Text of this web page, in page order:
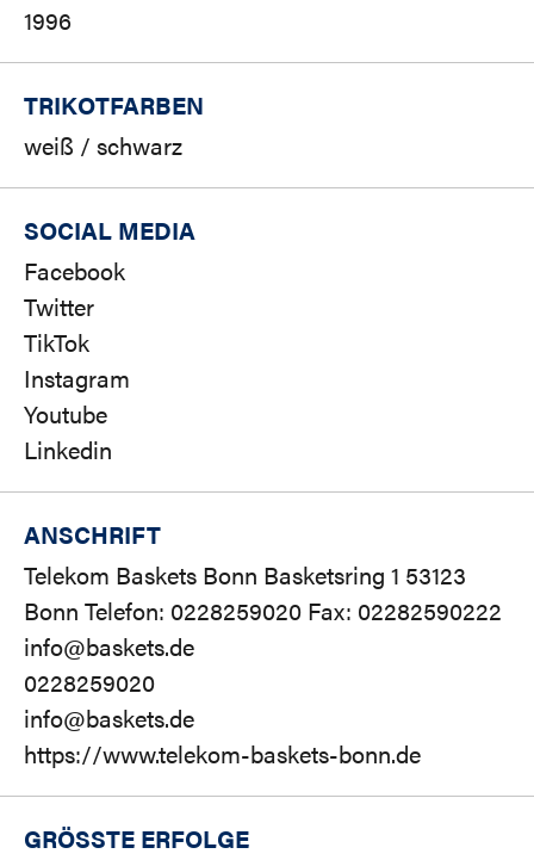
1996
TRIKOTFARBEN
weiß / schwarz
SOCIAL MEDIA
Facebook
Twitter
TikTok
Instagram
Youtube
Linkedin
ANSCHRIFT
Telekom Baskets Bonn Basketsring 1 53123
Bonn Telefon: 0228259020 Fax: 02282590222
info@baskets.de
0228259020
info@baskets.de
https://www.telekom-baskets-bonn.de
GRÖSSTE ERFOLGE